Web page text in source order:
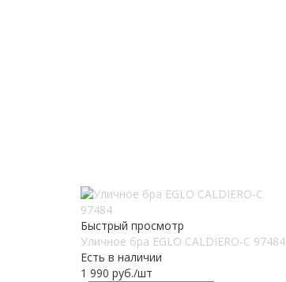
Быстрый просмотр
Уличное бра EGLO CALDIERO-C 97484
Есть в наличии
1 990 руб./шт